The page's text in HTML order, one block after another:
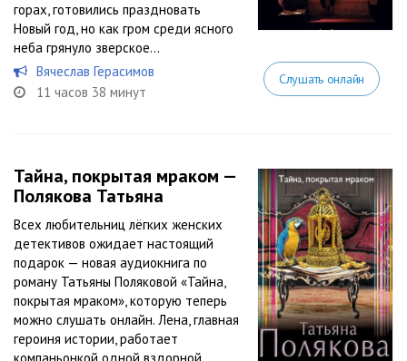
горах, готовились праздновать
Новый год, но как гром среди ясного
неба грянуло зверское...
Вячеслав Герасимов
11 часов 38 минут
Слушать онлайн
Тайна, покрытая мраком —
Полякова Татьяна
Всех любительниц лёгких женских
детективов ожидает настоящий
подарок — новая аудиокнига по
роману Татьяны Поляковой «Тайна,
покрытая мраком», которую теперь
можно слушать онлайн. Лена, главная
героиня истории, работает